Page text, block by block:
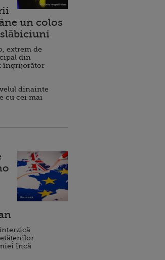
un colos
extrem de
din
îngrijorător
dinainte
cu cei mai
încă